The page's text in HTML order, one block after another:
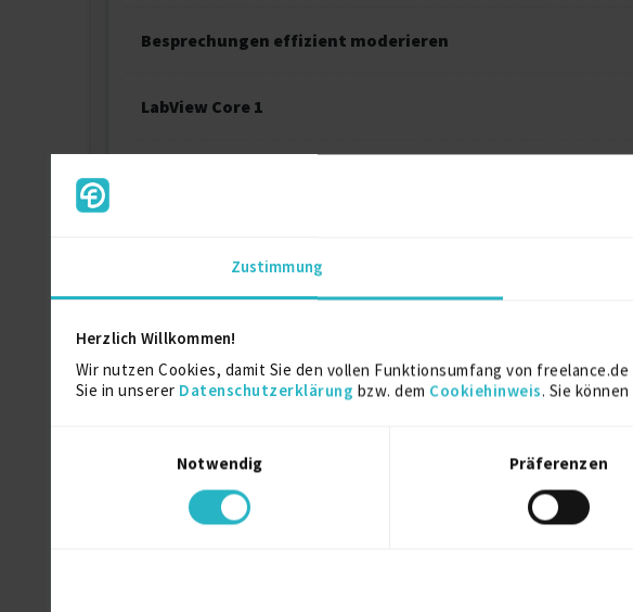
Zustimmung
Herzlich Willkommen!
Wir nutzen Cookies, damit Sie den vollen Funktionsumfang von
Sie in unserer Datenschutzerklärung bzw. dem Cookiehinweis. Sie
Notwendig
Präferenzen
Besprechungen effizient moderieren
LabView Core 1
Projektmanagement – Grundlagen
Ausbildung
Maschinenbau
Diplom-Ingenieur (Note 1,3)